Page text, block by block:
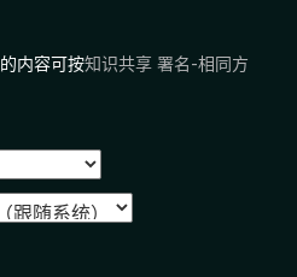
内容可按知识共享 署名-相同方